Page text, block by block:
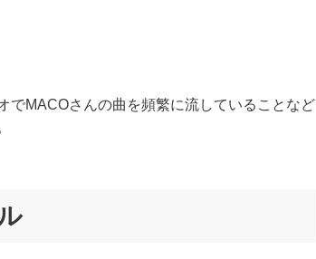
でMACOさんの曲を頻繁に流していることなど